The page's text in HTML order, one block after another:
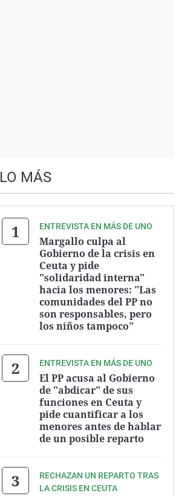
LO MÁS
ENTREVISTA EN MÁS DE UNO
Margallo culpa al
Gobierno de la crisis en
Ceuta y pide
"solidaridad interna"
hacia los menores: "Las
comunidades del PP no
son responsables, pero
los niños tampoco"
ENTREVISTA EN MÁS DE UNO
El PP acusa al Gobierno
de "abdicar" de sus
funciones en Ceuta y
pide cuantificar a los
menores antes de hablar
de un posible reparto
RECHAZAN UN REPARTO TRAS
LA CRISIS EN CEUTA